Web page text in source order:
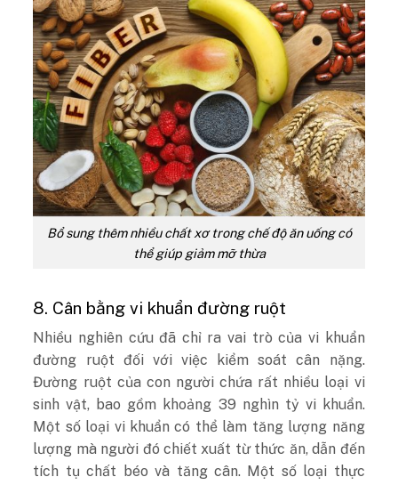
Bổ sung thêm nhiều chất xơ trong chế độ ăn uống có
thể giúp giảm mỡ thừa
8. Cân bằng vi khuẩn đường ruột
Nhiều nghiên cứu đã chỉ ra vai trò của vi khuẩn
đường ruột đối với việc kiểm soát cân nặng.
Đường ruột của con người chứa rất nhiều loại vi
sinh vật, bao gồm khoảng 39 nghìn tỷ vi khuẩn.
Một số loại vi khuẩn có thể làm tăng lượng năng
lượng mà người đó chiết xuất từ ​​thức ăn, dẫn đến
tích tụ chất béo và tăng cân. Một số loại thực